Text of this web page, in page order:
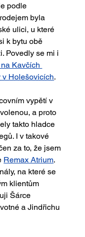
podle
byla
ulici, u které
k bytu obě
Povedly se mi i
Kavčích
Holešovicích.
vypětí v
a proto
takto hladce
I v takové
za to, že jsem
Remax Atrium.
na které se
klientům
Šárce
a Jindřichu